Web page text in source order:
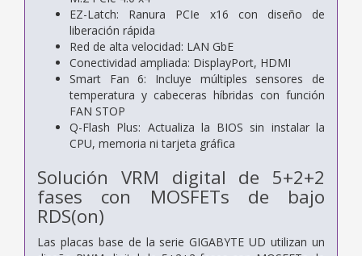
EZ-Latch: Ranura PCIe x16 con diseño de
liberación rápida
Red de alta velocidad: LAN GbE
Conectividad ampliada: DisplayPort, HDMI
Smart Fan 6: Incluye múltiples sensores de
temperatura y cabeceras híbridas con función
FAN STOP
Q-Flash Plus: Actualiza la BIOS sin instalar la
CPU, memoria ni tarjeta gráfica
Solución VRM digital de 5+2+2
fases con MOSFETs de bajo
RDS(on)
Las placas base de la serie GIGABYTE UD utilizan un